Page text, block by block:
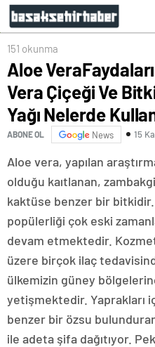
Kullanılır?
151 okunma
Aloe
Vera Çiçeği Ve
Yağı Nelerde
ABONE OL News 15
Aloe vera, yapılan
olduğu kaıtlanan,
kaktüse benzer bir
popülerliği çok eski
devam etmektedir.
üzere birçok ilaç
ülkemizin güney
yetişmektedir. Yaprakları
benzer bir özsu
ile adeta şifa dağıtıyor.